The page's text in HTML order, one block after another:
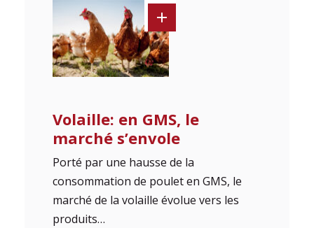
Volaille: en GMS, le
marché s’envole
Porté par une hausse de la
consommation de poulet en GMS, le
marché de la volaille évolue vers les
produits…